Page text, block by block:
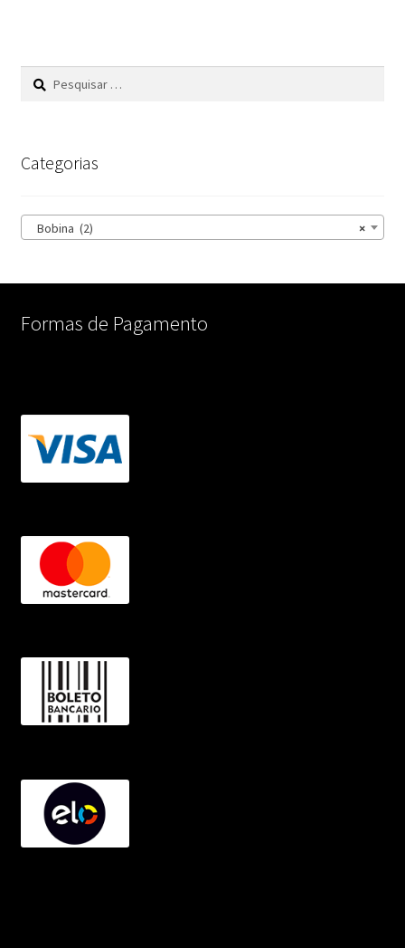
Pesquisar
Categorias
×
Bobina (2)
Formas de Pagamento